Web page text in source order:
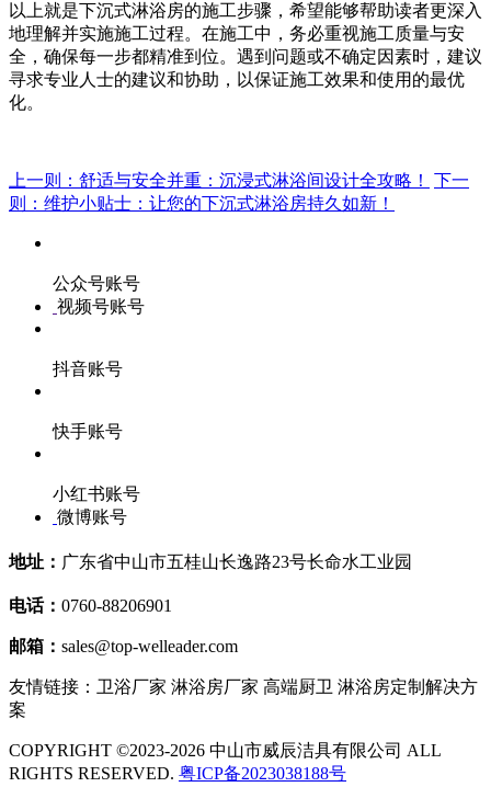
以上就是下沉式淋浴房的施工步骤，希望能够帮助读者更深入
地理解并实施施工过程。在施工中，务必重视施工质量与安
全，确保每一步都精准到位。遇到问题或不确定因素时，建议
寻求专业人士的建议和协助，以保证施工效果和使用的最优
化。
上一则：舒适与安全并重：沉浸式淋浴间设计全攻略！
下一
则：维护小贴士：让您的下沉式淋浴房持久如新！
公众号账号
视频号账号
抖音账号
快手账号
小红书账号
微博账号
地址： 广东省中山市五桂山长逸路23号长命水工业园
电话： 0760-88206901
邮箱： sales@top-welleader.com
友情链接：卫浴厂家 淋浴房厂家 高端厨卫 淋浴房定制解决方
案
COPYRIGHT ©2023-2026 中山市威辰洁具有限公司 ALL
RIGHTS RESERVED. 粤ICP备2023038188号